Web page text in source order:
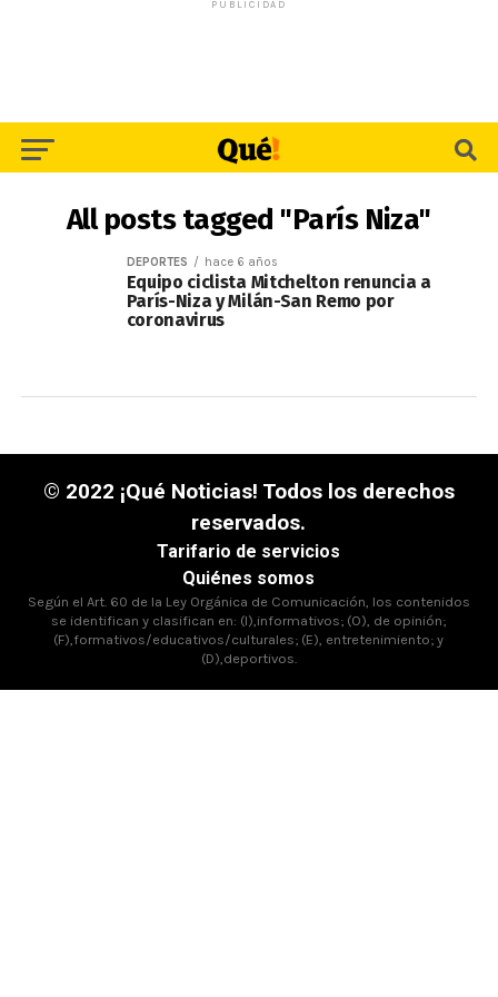
PUBLICIDAD
All posts tagged "París Niza"
DEPORTES hace 6 años
Equipo ciclista Mitchelton renuncia a
París-Niza y Milán-San Remo por
coronavirus
© 2022 ¡Qué Noticias! Todos los derechos
reservados.
Tarifario de servicios
Quiénes somos
Según el Art. 60 de la Ley Orgánica de Comunicación, los contenidos
se identifican y clasifican en: (I),informativos; (O), de opinión;
(F),formativos/educativos/culturales; (E), entretenimiento; y
(D),deportivos.